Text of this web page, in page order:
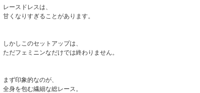
レースドレスは、
甘くなりすぎることがあります。
しかしこのセットアップは、
ただフェミニンなだけでは終わりません。
まず印象的なのが、
全身を包む繊細な総レース。